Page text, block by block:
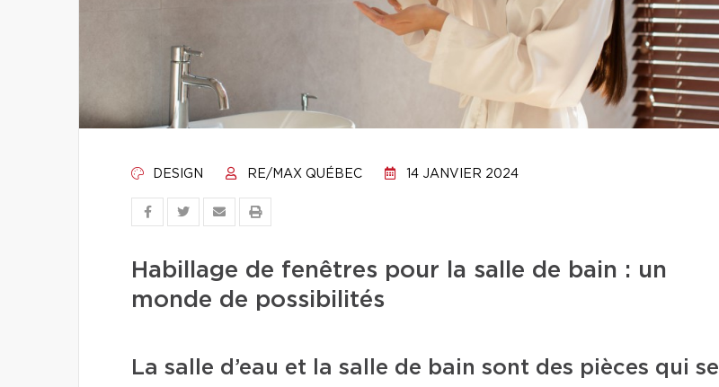
DESIGN RE/MAX QUÉBEC 14 JANVIER 2024
Habillage de fenêtres pour la salle de bain : un
monde de possibilités
La salle d’eau et la salle de bain sont des pièces qui se